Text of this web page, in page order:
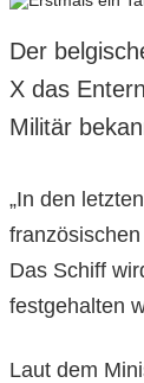
Kultur
Der
X das
Militär
„In den
Das Schiff
festgehalten
Laut dem